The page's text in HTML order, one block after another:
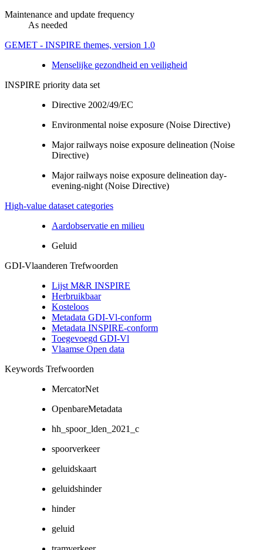
Maintenance and update frequency
As needed
GEMET - INSPIRE themes, version 1.0
Menselijke gezondheid en veiligheid
INSPIRE priority data set
Directive 2002/49/EC
Environmental noise exposure (Noise Directive)
Major railways noise exposure delineation (Noise
Directive)
Major railways noise exposure delineation day-
evening-night (Noise Directive)
High-value dataset categories
Aardobservatie en milieu
Geluid
GDI-Vlaanderen Trefwoorden
Lijst M&R INSPIRE
Herbruikbaar
Kosteloos
Metadata GDI-Vl-conform
Metadata INSPIRE-conform
Toegevoegd GDI-Vl
Vlaamse Open data
Keywords Trefwoorden
MercatorNet
OpenbareMetadata
hh_spoor_lden_2021_c
spoorverkeer
geluidskaart
geluidshinder
hinder
geluid